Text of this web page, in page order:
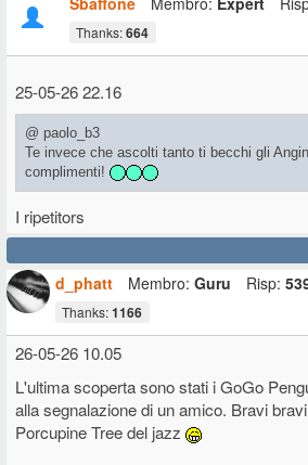
Thanks:664
25-05-26 22.16
@ paolo_b3
Te invece che ascolti tanto ti becchi gli
complimenti!
I ripetitors
d_phatt
Membro: Guru Risp:
Thanks:1166
26-05-26 10.05
L'ultima scoperta sono stati i GoGo
alla segnalazione di un amico. Bravi
Porcupine Tree del jazz